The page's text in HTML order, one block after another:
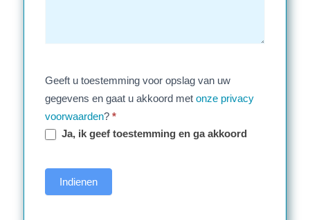
Geeft u toestemming voor opslag van uw
gegevens en gaat u akkoord met onze privacy
voorwaarden? *
Ja, ik geef toestemming en ga akkoord
Indienen